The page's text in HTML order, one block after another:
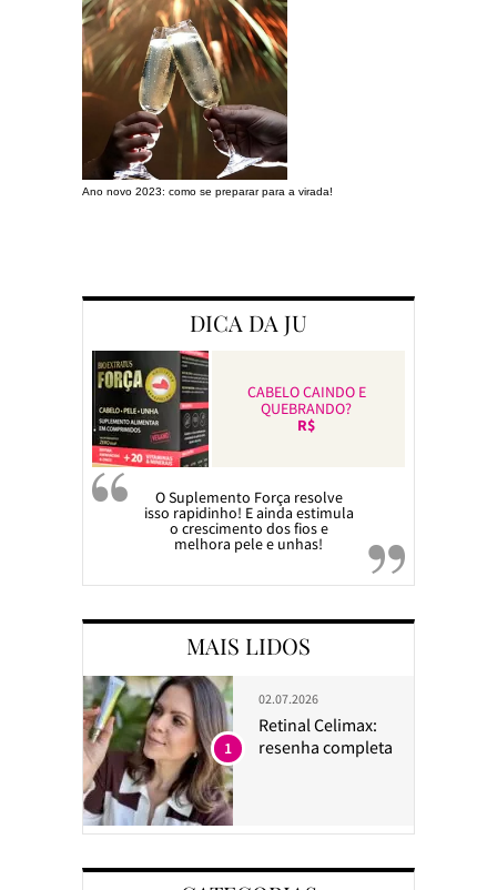
Ano novo 2023: como se preparar para a virada!
DICA DA JU
CABELO CAINDO E
QUEBRANDO?
R$
O Suplemento Força resolve
isso rapidinho! E ainda estimula
o crescimento dos fios e
melhora pele e unhas!
MAIS LIDOS
02.07.2026
Retinal Celimax:
resenha completa
1